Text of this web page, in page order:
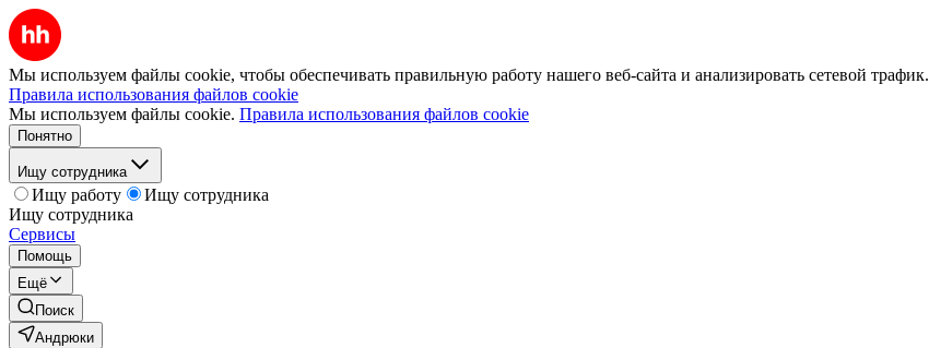
Мы используем файлы cookie, чтобы обеспечивать правильную работу нашего веб-сайта и анализировать сетевой трафик.
Правила использования файлов cookie
Мы используем файлы cookie. Правила использования файлов cookie
Понятно
Ищу сотрудника
Ищу работу
Ищу сотрудника
Ищу сотрудника
Сервисы
Помощь
Ещё
Поиск
Андрюки